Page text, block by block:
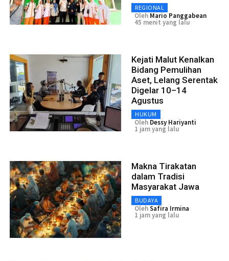
REGIONAL
Oleh Mario Panggabean
45 menit yang lalu
Kejati Malut Kenalkan
Bidang Pemulihan
Aset, Lelang Serentak
Digelar 10–14
Agustus
HUKUM
Oleh Dessy Hariyanti
1 jam yang lalu
Makna Tirakatan
dalam Tradisi
Masyarakat Jawa
BUDAYA
OlehSafira Irmina
1 jam yang lalu